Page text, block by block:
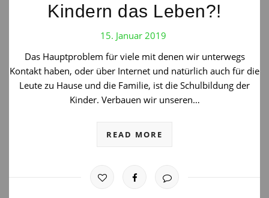
Kindern das Leben?!
15. Januar 2019
Das Hauptproblem für viele mit denen wir unterwegs
Kontakt haben, oder über Internet und natürlich auch für die
Leute zu Hause und die Familie, ist die Schulbildung der
Kinder. Verbauen wir unseren…
READ MORE